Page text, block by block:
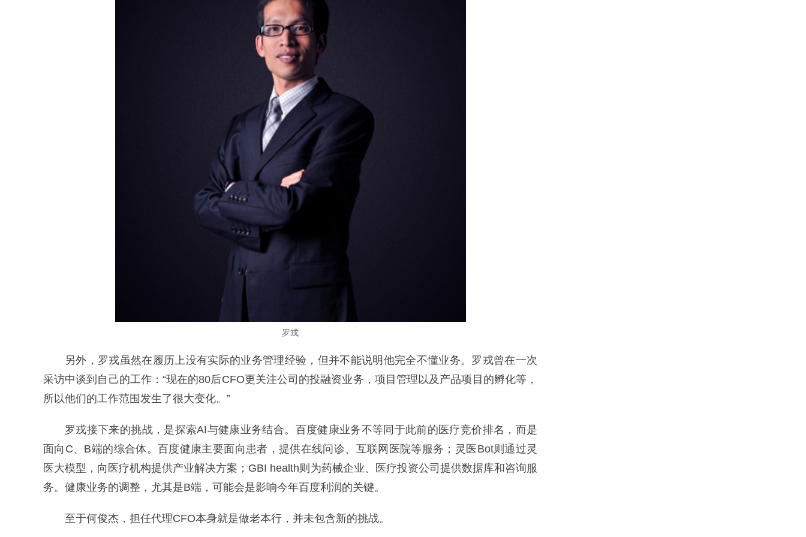
罗戎
另外，罗戎虽然在履历上没有实际的业务管理经验，但并不能说明他完全不懂业务。罗戎曾在一次
采访中谈到自己的工作：“现在的80后CFO更关注公司的投融资业务，项目管理以及产品项目的孵化等，
所以他们的工作范围发生了很大变化。”
罗戎接下来的挑战，是探索AI与健康业务结合。百度健康业务不等同于此前的医疗竞价排名，而是
面向C、B端的综合体。百度健康主要面向患者，提供在线问诊、互联网医院等服务；灵医Bot则通过灵
医大模型，向医疗机构提供产业解决方案；GBI health则为药械企业、医疗投资公司提供数据库和咨询服
务。健康业务的调整，尤其是B端，可能会是影响今年百度利润的关键。
至于何俊杰，担任代理CFO本身就是做老本行，并未包含新的挑战。